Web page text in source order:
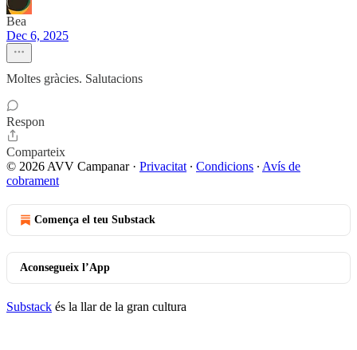
Bea
Dec 6, 2025
Moltes gràcies. Salutacions
Respon
Comparteix
© 2026 AVV Campanar· Privacitat ∙ Condicions ∙ Avís de
cobrament
Comença el teu Substack
Aconsegueix l’App
Substack és la llar de la gran cultura